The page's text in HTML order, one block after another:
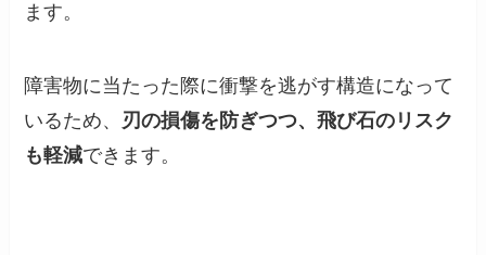
ます。
障害物に当たった際に衝撃を逃がす構造になって
いるため、 刃の損傷を防ぎつつ、飛び石のリスク
も軽減できます。